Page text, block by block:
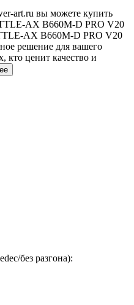
art.ru вы можете купить
AX B660M-D PRO V20
AX B660M-D PRO V20
решение для вашего
кто ценит качество и
без разгона):